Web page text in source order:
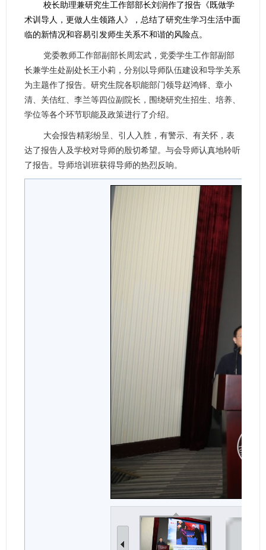
校长助理兼研究生工作部部长刘润作了报告《既做学
术训导人，更做人生领路人》，总结了研究生学习生活中面
临的新情况和容易引发师生关系不和谐的风险点。
党委教师工作部副部长周宏武，党委学生工作部副部
长兼学生处副处长王小莉，分别以导师队伍建设和导学关系
为主题作了报告。研究生院各职能部门领导赵鸿铎、章小
清、关佶红、李兰等四位副院长，围绕研究生招生、培养、
学位等各个环节职能及政策进行了介绍。
大会报告精彩纷呈、引人入胜，有警示、有关怀，表
达了报告人及学校对导师的殷切希望。与会导师认真地聆听
了报告。导师培训班获得导师的热烈反响。